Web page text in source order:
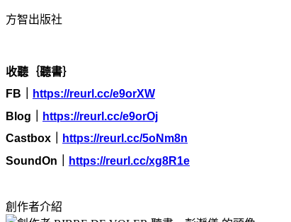
方智出版社
收聽｛聽書｝
FB
https://reurl.cc/e9orXW
Blog
https://reurl.cc/e9orOj
Castbox
https://reurl.cc/5oNm8n
SoundOn
https://reurl.cc/xg8R1e
創作者介紹